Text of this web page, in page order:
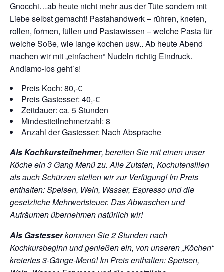
Gnocchi…ab heute nicht mehr aus der Tüte sondern mit
Liebe selbst gemacht! Pastahandwerk – rühren, kneten,
rollen, formen, füllen und Pastawissen – welche Pasta für
welche Soße, wie lange kochen usw.. Ab heute Abend
machen wir mit „einfachen“ Nudeln richtig Eindruck.
Andiamo-los geht`s!
Preis Koch: 80,-€
Preis Gastesser: 40,-€
Zeitdauer: ca. 5 Stunden
Mindestteilnehmerzahl: 8
Anzahl der Gastesser: Nach Absprache
Als Kochkursteilnehmer, bereiten Sie mit einen unser
Köche ein 3 Gang Menü zu. Alle Zutaten, Kochutensilien
als auch Schürzen stellen wir zur Verfügung!Im Preis
enthalten: Speisen, Wein, Wasser, Espresso und die
gesetzliche Mehrwertsteuer. Das Abwaschen und
Aufräumen übernehmen natürlich wir!
Als Gastesserkommen Sie 2 Stunden nach
Kochkursbeginn und genießen ein, von unseren „Köchen“
kreiertes 3-Gänge-Menü!Im Preis enthalten: Speisen,